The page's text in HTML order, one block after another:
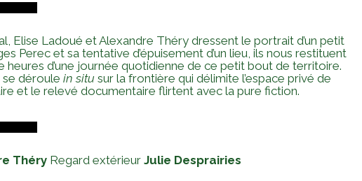
Elise Ladoué et Alexandre Théry dressent le portrait d’un petit
Perec et sa tentative d’épuisement d’un lieu, ils nous restituent
d’une journée quotidienne de ce petit bout de territoire.
déroule in situ sur la frontière qui délimite l’espace privé de
et le relevé documentaire flirtent avec la pure fiction.
Théry Regard extérieur Julie Desprairies